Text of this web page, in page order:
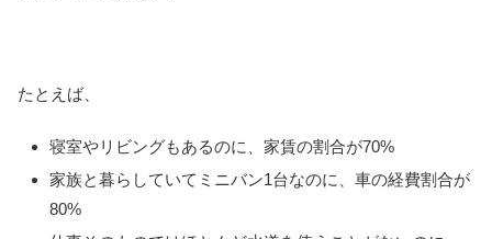
たとえば、
寝室やリビングもあるのに、家賃の割合が70%
家族と暮らしていてミニバン1台なのに、車の経費割合が
80%